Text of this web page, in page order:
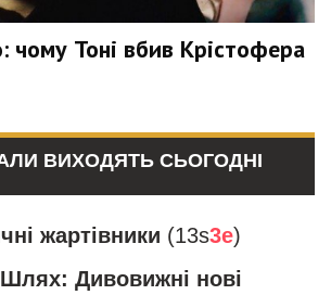
чому Тоні вбив Крістофера
ВИХОДЯТЬ СЬОГОДНІ
жартівники (13s3e)
Дивовижні нові